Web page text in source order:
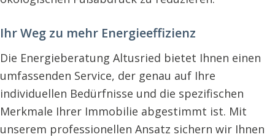
Ihr Weg zu mehr Energieeffizienz
Die Energieberatung Altusried bietet Ihnen einen
umfassenden Service, der genau auf Ihre
individuellen Bedürfnisse und die spezifischen
Merkmale Ihrer Immobilie abgestimmt ist. Mit
unserem professionellen Ansatz sichern wir Ihnen